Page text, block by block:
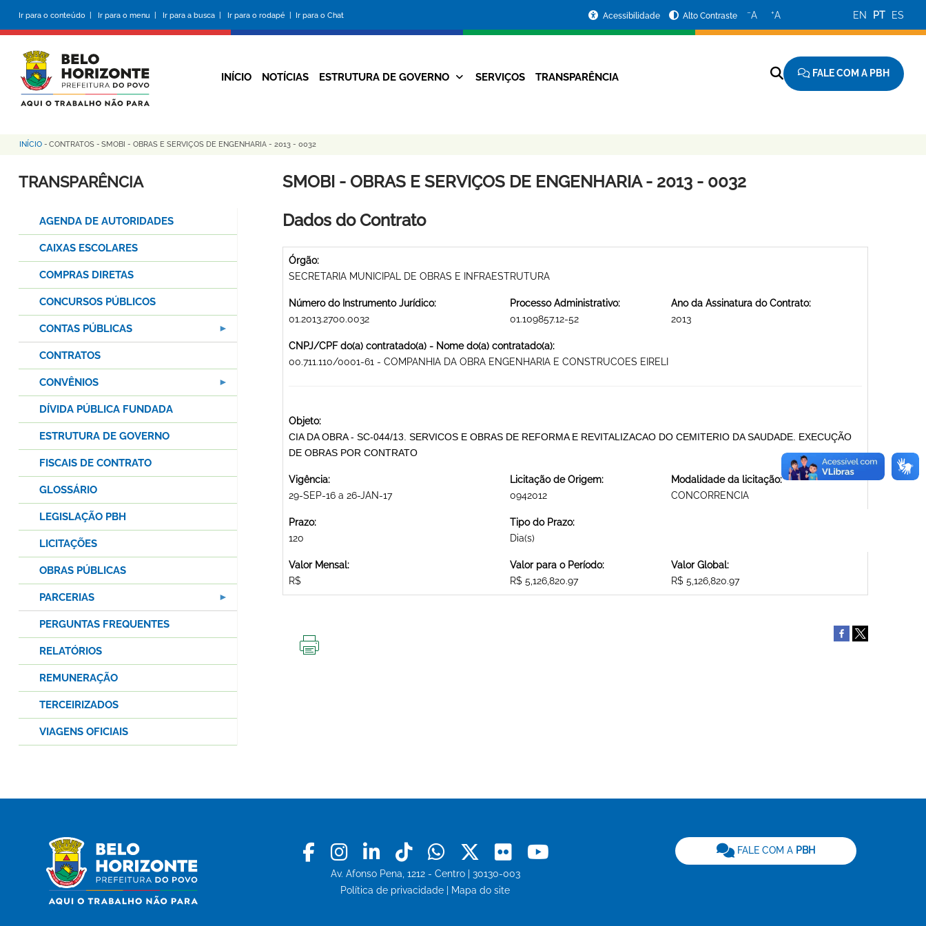
conteúdo
principal
Ir para o conteúdo | Ir para o menu | Ir para a busca | Ir para o rodapé | Ir para o Chat
da
Prefeitura
Acessibilidade Alto Contraste −A +A EN PT ES
Navegação
INÍCIO NOTÍCIAS ESTRUTURA DE GOVERNO SERVIÇOS TRANSPARÊNCIA FALE COM A PBH
Trilha
de
INÍCIO - CONTRATOS - SMOBI - OBRAS E SERVIÇOS DE ENGENHARIA - 2013 - 0032
SMOBI - OBRAS E SERVIÇOS DE ENGENHARIA - 2013 - 0032
Dados do Contrato
Órgão:
SECRETARIA MUNICIPAL DE OBRAS E INFRAESTRUTURA
Número do Instrumento Jurídico:
01.2013.2700.0032
Processo Administrativo:
01.109857.12-52
Ano da Assinatura do Contrato:
2013
CNPJ/CPF do(a) contratado(a) - Nome do(a) contratado(a):
00.711.110/0001-61 - COMPANHIA DA OBRA ENGENHARIA E CONSTRUCOES EIRELI
Objeto:
CIA DA OBRA - SC-044/13. SERVICOS E OBRAS DE REFORMA E REVITALIZACAO DO CEMITERIO DA SAUDADE. EXECUÇÃO
DE OBRAS POR CONTRATO
Vigência:
29-SEP-16 a 26-JAN-17
Licitação de Origem:
0942012
Modalidade da licitação:
CONCORRENCIA
Prazo:
120
Tipo do Prazo:
Dia(s)
Valor Mensal:
R$
Valor para o Período:
R$ 5,126,820.97
Valor Global:
R$ 5,126,820.97
TRANSPARÊNCIA
AGENDA DE AUTORIDADES
CAIXAS ESCOLARES
COMPRAS DIRETAS
CONCURSOS PÚBLICOS
CONTAS PÚBLICAS
CONTRATOS
CONVÊNIOS
DÍVIDA PÚBLICA FUNDADA
ESTRUTURA DE GOVERNO
FISCAIS DE CONTRATO
GLOSSÁRIO
LEGISLAÇÃO PBH
LICITAÇÕES
OBRAS PÚBLICAS
PARCERIAS
PERGUNTAS FREQUENTES
RELATÓRIOS
REMUNERAÇÃO
TERCEIRIZADOS
VIAGENS OFICIAIS
Facebook
Instagram
LinkedinTiktokWhatsapp
X Flickr
Av. Afonso Pena, 1212 - Centro | 30130-003
Política de privacidade
Mapa do site
FALE COM A PBH